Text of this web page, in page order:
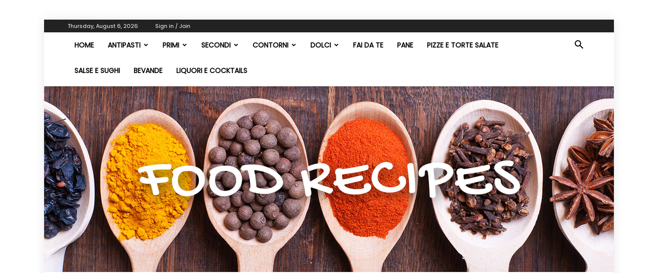
Thursday, August 6, 2026 Sign in / Join
HOME ANTIPASTI PRIMI SECONDI CONTORNI DOLCI FAI DA TE PANE PIZZE E TORTE SALATE
SALSE E SUGHI BEVANDE LIQUORI E COCKTAILS